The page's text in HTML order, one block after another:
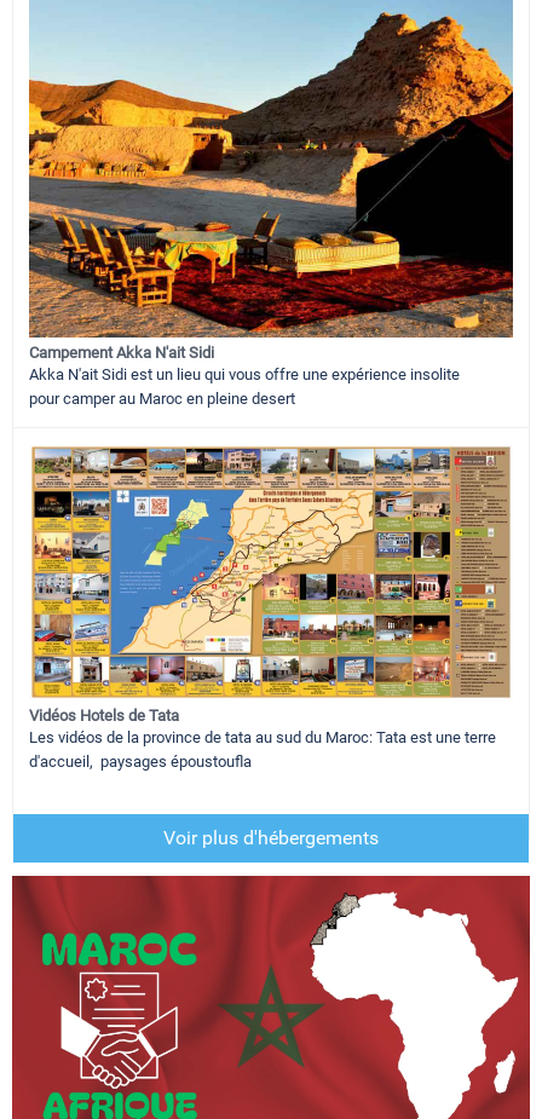
Campement Akka N'ait Sidi
Akka N'ait Sidi est un lieu qui vous offre une expérience insolite
pour camper au Maroc en pleine desert
Vidéos Hotels de Tata
Les vidéos de la province de tata au sud du Maroc: Tata est une terre
d'accueil, paysages époustoufla
Voir plus d'hébergements